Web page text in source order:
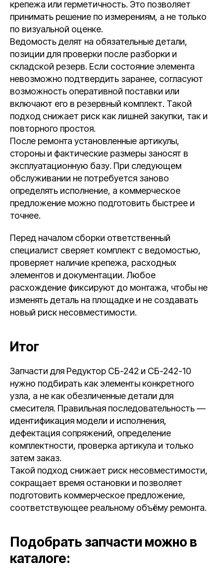
крепежа или герметичность. Это позволяет
принимать решение по измерениям, а не только
по визуальной оценке.
Ведомость делят на обязательные детали,
позиции для проверки после разборки и
складской резерв. Если состояние элемента
невозможно подтвердить заранее, согласуют
возможность оперативной поставки или
включают его в резервный комплект. Такой
подход снижает риск как лишней закупки, так и
повторного простоя.
После ремонта установленные артикулы,
стороны и фактические размеры заносят в
эксплуатационную базу. При следующем
обслуживании не потребуется заново
определять исполнение, а коммерческое
предложение можно подготовить быстрее и
точнее.
Перед началом сборки ответственный
специалист сверяет комплект с ведомостью,
проверяет наличие крепежа, расходных
элементов и документации. Любое
расхождение фиксируют до монтажа, чтобы не
изменять деталь на площадке и не создавать
новый риск несовместимости.
Итог
Запчасти для Редуктор СБ-242 и СБ-242-10
нужно подбирать как элементы конкретного
узла, а не как обезличенные детали для
смесителя. Правильная последовательность —
идентификация модели и исполнения,
дефектация сопряжений, определение
комплектности, проверка артикула и только
затем заказ.
Такой подход снижает риск несовместимости,
сокращает время остановки и позволяет
подготовить коммерческое предложение,
соответствующее реальному объёму ремонта.
Подобрать запчасти можно в
каталоге: